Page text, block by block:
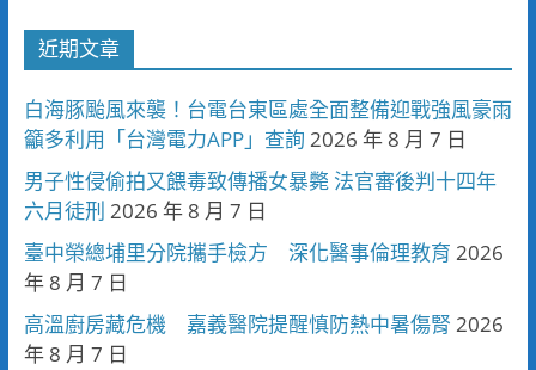
近期文章
白海豚颱風來襲！台電台東區處全面整備迎戰強風豪雨
籲多利用「台灣電力APP」查詢 2026 年 8 月 7 日
男子性侵偷拍又餵毒致傳播女暴斃 法官審後判十四年
六月徒刑 2026 年 8 月 7 日
臺中榮總埔里分院攜手檢方 深化醫事倫理教育 2026
年 8 月 7 日
高溫廚房藏危機 嘉義醫院提醒慎防熱中暑傷腎 2026
年 8 月 7 日